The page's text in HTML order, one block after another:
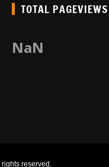
TOTAL PAGEVIEWS
NaN
reserved.